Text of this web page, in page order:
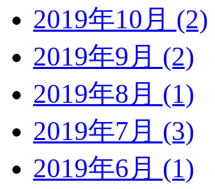
2019年10月 (2)
2019年9月 (2)
2019年8月 (1)
2019年7月 (3)
2019年6月 (1)